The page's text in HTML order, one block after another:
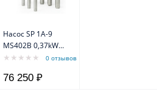
Насос SP 1A-9
MS402B 0,37kW
1x230V 50Hz0 отзывов
76 250 ₽